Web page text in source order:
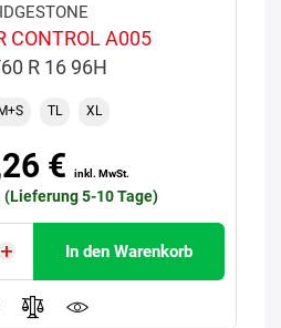
CONTROL A005
R 16 96H
M+S TL XL
€ inkl. MwSt.
(Lieferung 5-10 Tage)
In den Warenkorb